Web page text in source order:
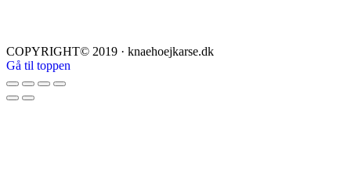
COPYRIGHT© 2019 · knaehoejkarse.dk
Gå til toppen